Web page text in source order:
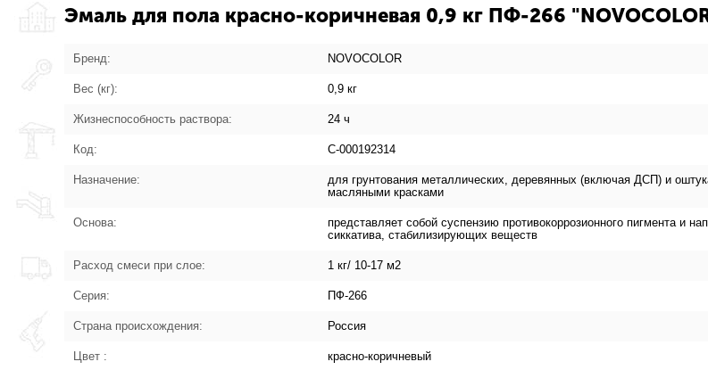
Эмаль для пола красно-коричневая 0,9 кг ПФ-266
Бренд: NOVOCOLOR
Вес (кг): 0,9 кг
Жизнеспособность раствора: 24 ч
Код: С-000192314
Назначение:
для грунтования металлических, деревянных (включая ДСП) и
масляными красками
Основа:
представляет собой суспензию противокоррозионного пигмента и
сиккатива, стабилизирующих веществ
Расход смеси при слое: 1 кг/ 10-17 м2
Серия: ПФ-266
Страна происхождения: Россия
Цвет : красно-коричневый